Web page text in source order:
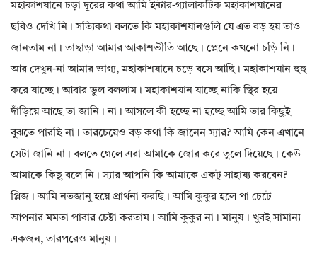
মহাকাশযানে চড়া দূরের কথা আমি ইন্টার-গ্যালাকটিক মহাকাশযানের
ছবিও দেখি নি। সত্যিকথা বলতে কি মহাকাশযানগুলি যে এত বড় হয় তাও
জানতাম না। তাছাড়া আমার আকাশভীতি আছে। প্লেনে কখনো চড়ি নি।
আর দেখুন-না আমার ভাগ্য, মহাকাশযানে চড়ে বসে আছি। মহাকাশযান হুহু
করে যাচ্ছে। আবার ভুল বললাম। মহাকাশযান যাচ্ছে নাকি স্থির হয়ে
দাঁড়িয়ে আছে তা জানি। না। আসলে কী হচ্ছে না হচ্ছে আমি তার কিছুই
বুঝতে পারছি না। তারচেয়েও বড় কথা কি জানেন স্যার? আমি কেন এখানে
সেটা জানি না। বলতে গেলে এরা আমাকে জোর করে তুলে দিয়েছে। কেউ
আমাকে কিছু বলে নি। স্যার আপনি কি আমাকে একটু সাহায্য করবেন?
প্লিজ। আমি নতজানু হয়ে প্রার্থনা করছি। আমি কুকুর হলে পা চেটে
আপনার মমতা পাবার চেষ্টা করতাম। আমি কুকুর না। মানুষ। খুবই সামান্য
একজন, তারপরেও মানুষ।